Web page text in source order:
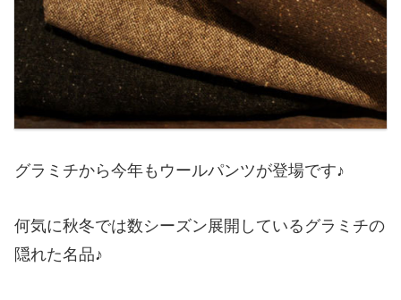
グラミチから今年もウールパンツが登場です♪
何気に秋冬では数シーズン展開しているグラミチの
隠れた名品♪